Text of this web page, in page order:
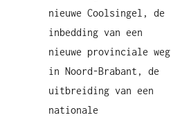
nieuwe Coolsingel, de
inbedding van een
nieuwe provinciale weg
in Noord-Brabant, de
uitbreiding van een
nationale